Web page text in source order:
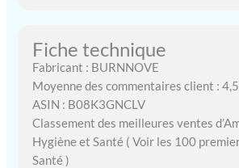
Fiche technique
Fabricant : BURNNOVE
Moyenne des commentaires client :
ASIN : B08K3GNCLV
Classement des meilleures ventes
Hygiène et Santé ( Voir les 100
Santé )